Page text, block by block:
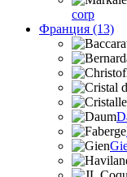
corp
Франция (13)